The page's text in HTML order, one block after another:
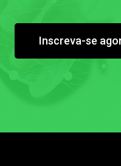
Inscreva-se